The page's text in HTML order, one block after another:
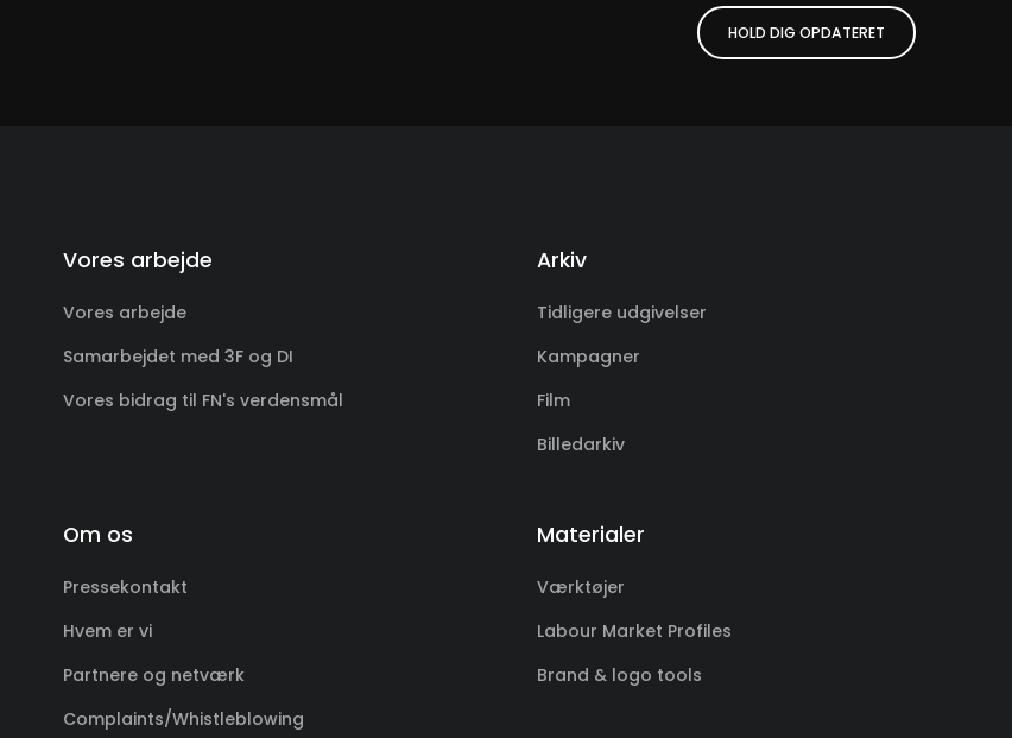
HOLD DIG OPDATERET
Vores arbejde
Vores arbejde
Samarbejdet med 3F og DI
Vores bidrag til FN's verdensmål
Arkiv
Tidligere udgivelser
Kampagner
Film
Billedarkiv
Om os
Pressekontakt
Hvem er vi
Partnere og netværk
Complaints/Whistleblowing
Materialer
Værktøjer
Labour Market Profiles
Brand & logo tools